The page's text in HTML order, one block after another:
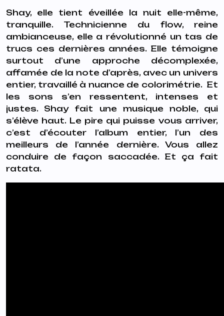
Shay, elle tient éveillée la nuit elle-même,
tranquille. Technicienne du flow, reine
ambianceuse, elle a révolutionné un tas de
trucs ces dernières années. Elle témoigne
surtout d’une approche décomplexée,
affamée de la note d’après, avec un univers
entier, travaillé à nuance de colorimétrie. Et
les sons s’en ressentent, intenses et
justes. Shay fait une musique noble, qui
s’élève haut. Le pire qui puisse vous arriver,
c’est d’écouter l’album entier, l’un des
meilleurs de l’année dernière. Vous allez
conduire de façon saccadée. Et ça fait
ratata.